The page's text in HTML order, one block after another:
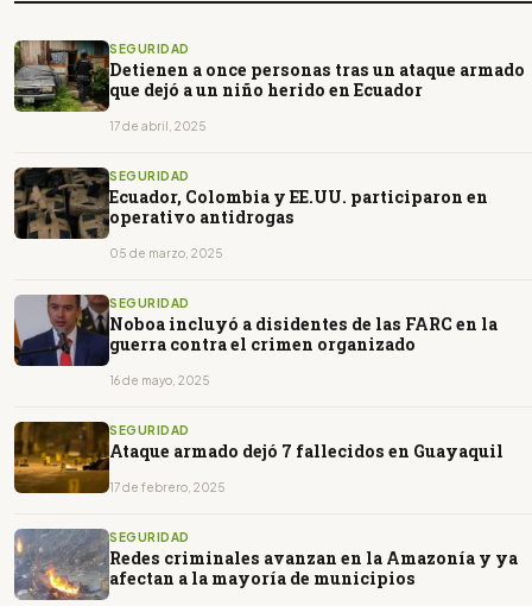
SEGURIDAD
Detienen a once personas tras un ataque armado
que dejó a un niño herido en Ecuador
17 de abril, 2025
SEGURIDAD
Ecuador, Colombia y EE.UU. participaron en
operativo antidrogas
05 de marzo, 2025
SEGURIDAD
Noboa incluyó a disidentes de las FARC en la
guerra contra el crimen organizado
16 de mayo, 2025
SEGURIDAD
Ataque armado dejó 7 fallecidos en Guayaquil
17 de febrero, 2025
SEGURIDAD
Redes criminales avanzan en la Amazonía y ya
afectan a la mayoría de municipios